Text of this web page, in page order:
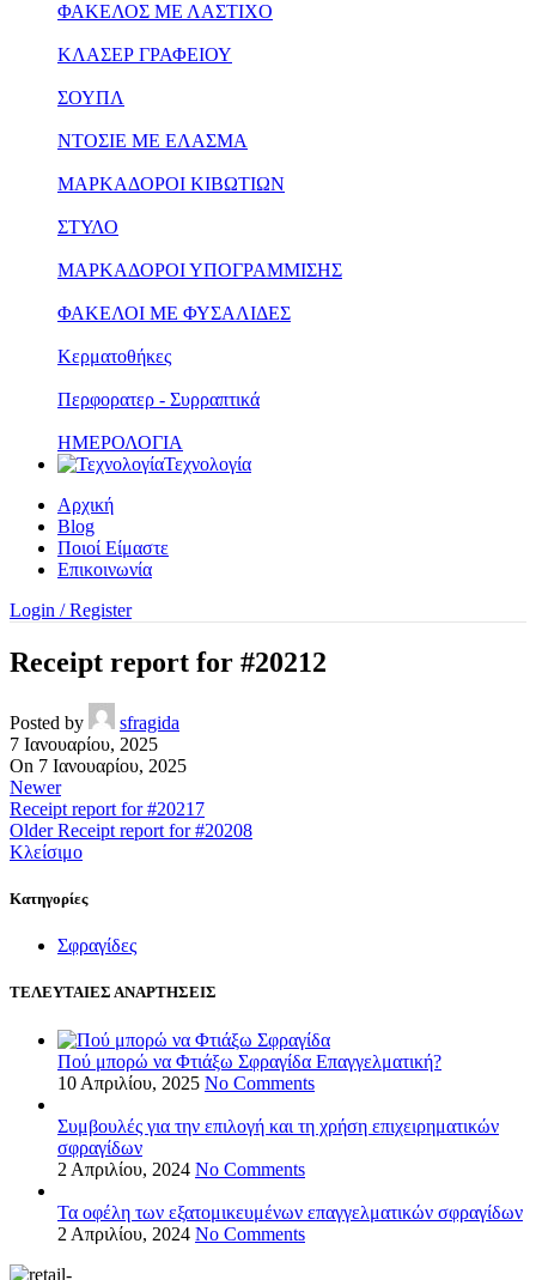
ΦΑΚΕΛΟΣ ΜΕ ΛΑΣΤΙΧΟ
ΚΛΑΣΕΡ ΓΡΑΦΕΙΟΥ
ΣΟΥΠΛ
ΝΤΟΣΙΕ ΜΕ ΕΛΑΣΜΑ
ΜΑΡΚΑΔΟΡΟΙ ΚΙΒΩΤΙΩΝ
ΣΤΥΛΟ
ΜΑΡΚΑΔΟΡΟΙ ΥΠΟΓΡΑΜΜΙΣΗΣ
ΦΑΚΕΛΟΙ ΜΕ ΦΥΣΑΛΙΔΕΣ
Κερματοθήκες
Περφορατερ - Συρραπτικά
ΗΜΕΡΟΛΟΓΙΑ
Τεχνολογία
Αρχική
Blog
Ποιοί Είμαστε
Επικοινωνία
Login / Register
Receipt report for #20212
Posted by
sfragida
7 Ιανουαρίου, 2025
On 7 Ιανουαρίου, 2025
Newer
Receipt report for #20217
Older Receipt report for #20208
Κλείσιμο
Kατηγορίες
Σφραγίδες
ΤΕΛΕΥΤΑΙΕΣ ΑΝΑΡΤΗΣΕΙΣ
Πού μπορώ να Φτιάξω Σφραγίδα Επαγγελματική?
10 Απριλίου, 2025 No Comments
Συμβουλές για την επιλογή και τη χρήση επιχειρηματικών
σφραγίδων
2 Απριλίου, 2024 No Comments
Τα οφέλη των εξατομικευμένων επαγγελματικών σφραγίδων
2 Απριλίου, 2024 No Comments